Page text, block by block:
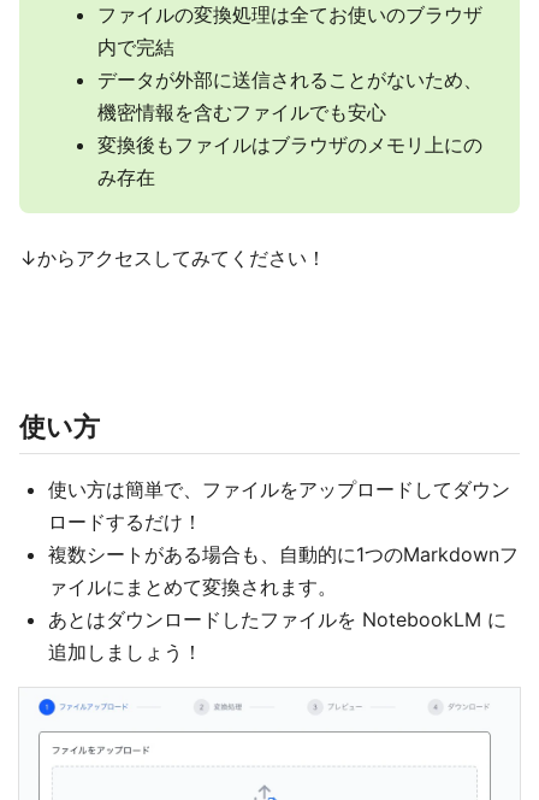
ファイルの変換処理は全てお使いのブラウザ
内で完結
データが外部に送信されることがないため、
機密情報を含むファイルでも安心
変換後もファイルはブラウザのメモリ上にの
み存在
↓からアクセスしてみてください！
使い方
使い方は簡単で、ファイルをアップロードしてダウン
ロードするだけ！
複数シートがある場合も、自動的に1つのMarkdownフ
ァイルにまとめて変換されます。
あとはダウンロードしたファイルを NotebookLM に
追加しましょう！